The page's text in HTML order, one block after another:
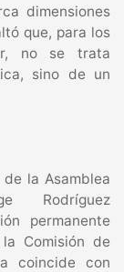
dimensiones
que, para los
no se trata
sino de un
la Asamblea
Rodríguez
permanente
Comisión de
coincide con